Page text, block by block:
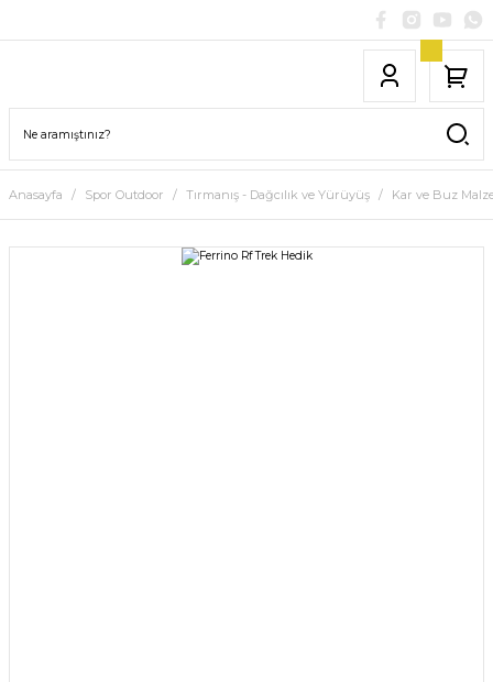
Anasayfa Spor Outdoor Tırmanış - Dağcılık ve Yürüyüş Kar ve Buz